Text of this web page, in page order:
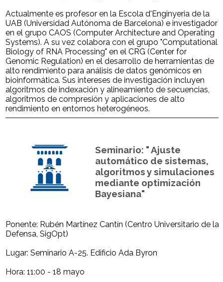
Actualmente es profesor en la Escola d'Enginyeria de la
UAB (Universidad Autónoma de Barcelona) e investigador
en el grupo CAOS (Computer Architecture and Operating
Systems). A su vez colabora con el grupo "Computational
Biology of RNA Processing" en el CRG (Center for
Genomic Regulation) en el desarrollo de herramientas de
alto rendimiento para análisis de datos genómicos en
bioinformática. Sus intereses de investigación incluyen
algoritmos de indexación y alineamiento de secuencias,
algoritmos de compresión y aplicaciones de alto
rendimiento en entornos heterogéneos.
Seminario: " Ajuste
automático de sistemas,
algoritmos y simulaciones
mediante optimización
Bayesiana"
Ponente: Rubén Martínez Cantín (Centro Universitario de la
Defensa, SigOpt)
Lugar: Seminario A-25. Edificio Ada Byron
Hora: 11:00 - 18 mayo